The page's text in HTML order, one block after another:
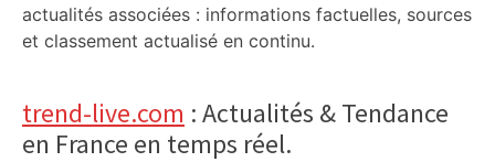
actualités associées : informations factuelles, sources
et classement actualisé en continu.
trend-live.com : Actualités & Tendance
en France en temps réel.